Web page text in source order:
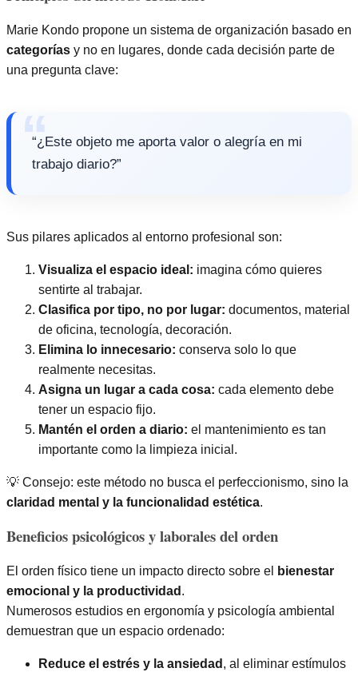
Marie Kondo propone un sistema de organización basado en
categorías y no en lugares, donde cada decisión parte de
una pregunta clave:
“¿Este objeto me aporta valor o alegría en mi
trabajo diario?”
Sus pilares aplicados al entorno profesional son:
Visualiza el espacio ideal: imagina cómo quieres
sentirte al trabajar.
Clasifica por tipo, no por lugar: documentos, material
de oficina, tecnología, decoración.
Elimina lo innecesario: conserva solo lo que
realmente necesitas.
Asigna un lugar a cada cosa: cada elemento debe
tener un espacio fijo.
Mantén el orden a diario: el mantenimiento es tan
importante como la limpieza inicial.
💡 Consejo: este método no busca el perfeccionismo, sino la
claridad mental y la funcionalidad estética.
Beneficios psicológicos y laborales del orden
El orden físico tiene un impacto directo sobre el
bienestar
emocional y la productividad .
Numerosos estudios en ergonomía y psicología ambiental
demuestran que un espacio ordenado:
Reduce el estrés y la ansiedad , al eliminar estímulos